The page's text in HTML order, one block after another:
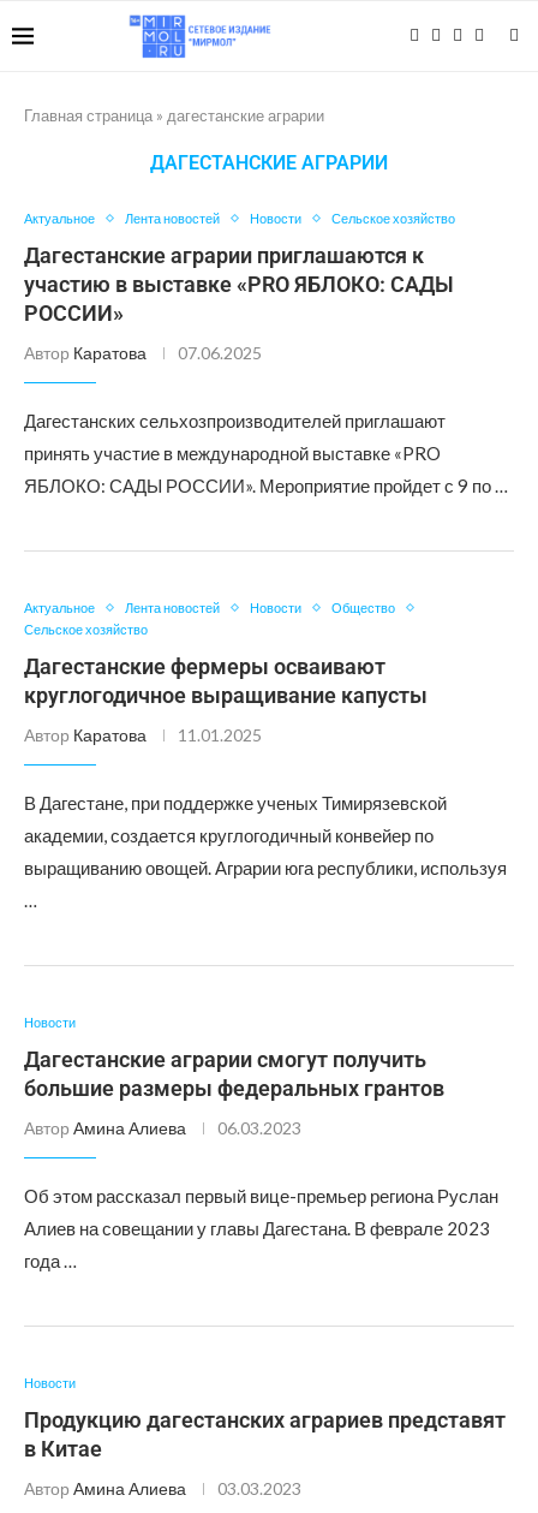
Главная страница » дагестанские аграрии
ДАГЕСТАНСКИЕ АГРАРИИ
Актуальное Лента новостей Новости Сельское хозяйство
Дагестанские аграрии приглашаются к
участию в выставке «PRO ЯБЛОКО: САДЫ
РОССИИ»
Автор Каратова 07.06.2025
Дагестанских сельхозпроизводителей приглашают
принять участие в международной выставке «PRO
ЯБЛОКО: САДЫ РОССИИ». Мероприятие пройдет с 9 по …
Актуальное Лента новостей Новости
Общество
Сельское хозяйство
Дагестанские фермеры осваивают
круглогодичное выращивание капусты
Автор Каратова 11.01.2025
В Дагестане, при поддержке ученых Тимирязевской
академии, создается круглогодичный конвейер по
выращиванию овощей. Аграрии юга республики, используя
…
Новости
Дагестанские аграрии смогут получить
большие размеры федеральных грантов
Автор Амина Алиева 06.03.2023
Об этом рассказал первый вице-премьер региона Руслан
Алиев на совещании у главы Дагестана. В феврале 2023
года …
Новости
Продукцию дагестанских аграриев представят
в Китае
Автор Амина Алиева 03.03.2023